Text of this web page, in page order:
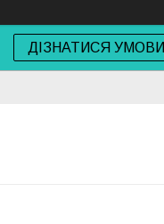
ДІЗНАТИСЯ УМОВИ